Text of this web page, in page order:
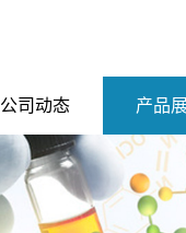
公司动态 产品